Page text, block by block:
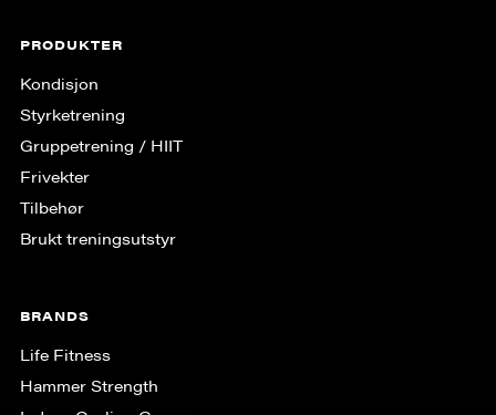
PRODUKTER
Kondisjon
Styrketrening
Gruppe­trening / HIIT
Frivekter
Tilbehør
Brukt treningsutstyr
BRANDS
Life Fitness
Hammer Strength